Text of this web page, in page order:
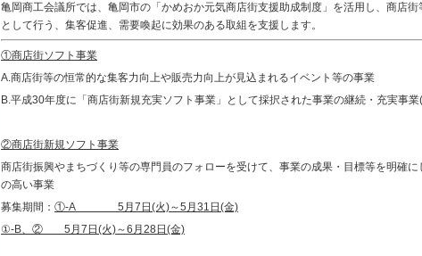
亀岡商工会議所では、亀岡市の「かめおか元気商店街支援助成制度」を活用し、商店
として行う、集客促進、需要喚起に効果のある取組を支援します。
①商店街ソフト事業
A.商店街等の恒常的な集客力向上や販売力向上が見込まれるイベント等の事業
B.平成30年度に「商店街新規充実ソフト事業」として採択された事業の継続・充実事
②商店街新規ソフト事業
商店街振興やまちづくり等の専門員のフォローを受けて、事業の成果・目標等を明確
の高い事業
募集期間： ①-A 5月7日(火)～5月31日(金)
①-B、② 5月7日(火)～6月28日(金)